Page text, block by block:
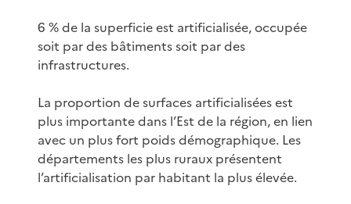
6 % de la superficie est artificialisée, occupée
soit par des bâtiments soit par des
infrastructures.
La proportion de surfaces artificialisées est
plus importante dans l’Est de la région, en lien
avec un plus fort poids démographique. Les
départements les plus ruraux présentent
l’artificialisation par habitant la plus élevée.